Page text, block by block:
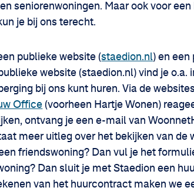
seniorenwoningen. Maar ook voor een
je bij ons terecht.
publieke website (staedion.nl) en een
website (staedion.nl) vind je o.a.
bij ons kunt huren. Via de
Office (voorheen Hartje Wonen)
ontvang je een e-mail van
meer uitleg over het bekijken van de
friendswoning? Dan vul je het
Dan sluit je met Staedion een
van het huurcontract maken we